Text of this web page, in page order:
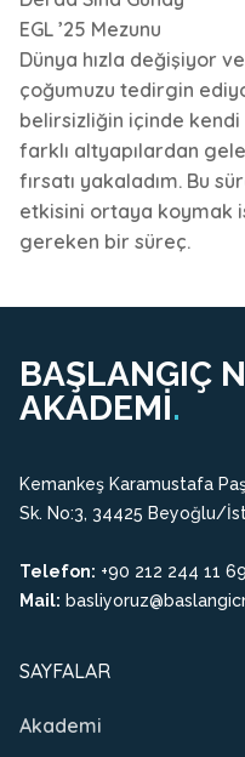
EGL ’25 Mezunu
Dünya hızla değişiyor
çoğumuzu tedirgin
belirsizliğin içinde
farklı altyapılardan
fırsatı yakaladım. Bu
etkisini ortaya koymak
gereken bir süreç.
BAŞLANGIÇ
AKADEMİ.
Kemankeş Karamustafa
Sk. No:3, 34425 Beyoğlu/
Telefon: +90 212 244 11 69
Mail:
SAYFALAR
Akademi